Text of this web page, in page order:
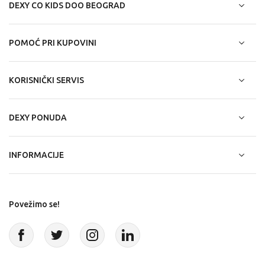
DEXY CO KIDS DOO BEOGRAD
POMOĆ PRI KUPOVINI
KORISNIČKI SERVIS
DEXY PONUDA
INFORMACIJE
Povežimo se!